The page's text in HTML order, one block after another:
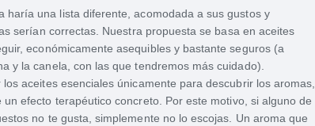
haría una lista diferente, acomodada a sus gustos y
serían correctas. Nuestra propuesta se basa en aceites
económicamente asequibles y bastante seguros (a
y la canela, con las que tendremos más cuidado).
aceites esenciales únicamente para descubrir los aromas,
efecto terapéutico concreto. Por este motivo, si alguno de
no te gusta, simplemente no lo escojas. Un aroma que